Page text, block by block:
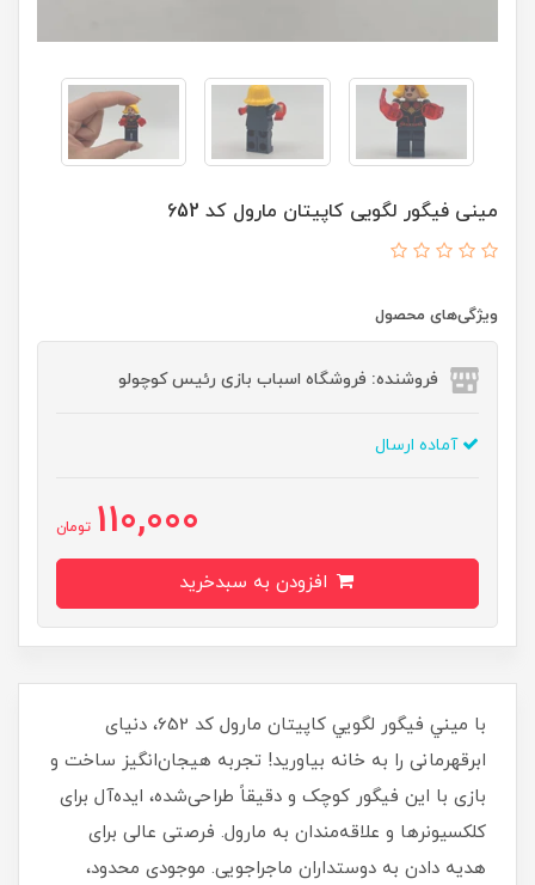
مینی فیگور لگویی کاپیتان مارول کد 652
ویژگی‌های محصول
فروشنده: فروشگاه اسباب بازی رئیس کوچولو
آماده ارسال
110,000 تومان
با ميني فيگور لگويي کاپيتان مارول کد 652، دنیای
ابرقهرمانی را به خانه بیاورید! تجربه هیجان‌انگیز ساخت و
بازی با این فیگور کوچک و دقیقاً طراحی‌شده، ایده‌آل برای
کلکسیونرها و علاقه‌مندان به مارول. فرصتی عالی برای
هدیه دادن به دوستداران ماجراجویی. موجودی محدود،